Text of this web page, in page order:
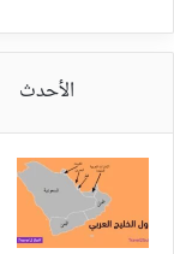
الأحدث